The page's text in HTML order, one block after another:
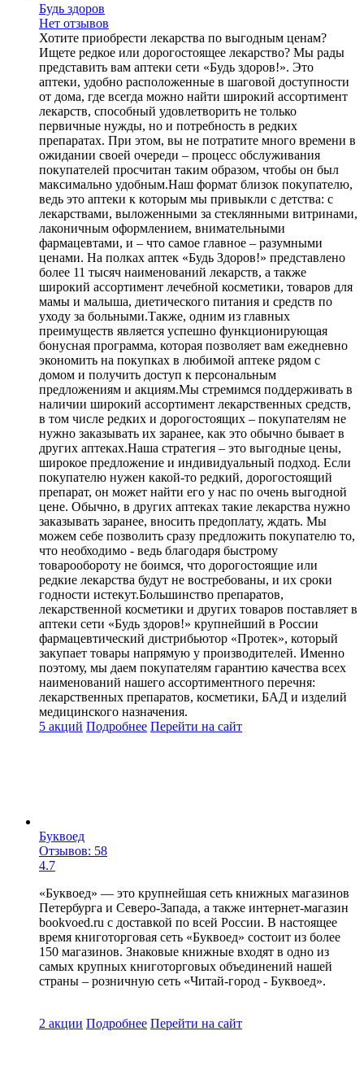
Будь здоров
Нет отзывов
Хотите приобрести лекарства по выгодным ценам?
Ищете редкое или дорогостоящее лекарство? Мы рады
представить вам аптеки сети «Будь здоров!». Это
аптеки, удобно расположенные в шаговой доступности
от дома, где всегда можно найти широкий ассортимент
лекарств, способный удовлетворить не только
первичные нужды, но и потребность в редких
препаратах. При этом, вы не потратите много времени в
ожидании своей очереди – процесс обслуживания
покупателей просчитан таким образом, чтобы он был
максимально удобным.Наш формат близок покупателю,
ведь это аптеки к которым мы привыкли с детства: с
лекарствами, выложенными за стеклянными витринами,
лаконичным оформлением, внимательными
фармацевтами, и – что самое главное – разумными
ценами. На полках аптек «Будь Здоров!» представлено
более 11 тысяч наименований лекарств, а также
широкий ассортимент лечебной косметики, товаров для
мамы и малыша, диетического питания и средств по
уходу за больными.Также, одним из главных
преимуществ является успешно функционирующая
бонусная программа, которая позволяет вам ежедневно
экономить на покупках в любимой аптеке рядом с
домом и получить доступ к персональным
предложениям и акциям.Мы стремимся поддерживать в
наличии широкий ассортимент лекарственных средств,
в том числе редких и дорогостоящих – покупателям не
нужно заказывать их заранее, как это обычно бывает в
других аптеках.Наша стратегия – это выгодные цены,
широкое предложение и индивидуальный подход. Если
покупателю нужен какой-то редкий, дорогостоящий
препарат, он может найти его у нас по очень выгодной
цене. Обычно, в других аптеках такие лекарства нужно
заказывать заранее, вносить предоплату, ждать. Мы
можем себе позволить сразу предложить покупателю то,
что необходимо - ведь благодаря быстрому
товарообороту не боимся, что дорогостоящие или
редкие лекарства будут не востребованы, и их сроки
годности истекут.Большинство препаратов,
лекарственной косметики и других товаров поставляет в
аптеки сети «Будь здоров!» крупнейший в России
фармацевтический дистрибьютор «Протек», который
закупает товары напрямую у производителей. Именно
поэтому, мы даем покупателям гарантию качества всех
наименований нашего ассортиментного перечня:
лекарственных препаратов, косметики, БАД и изделий
медицинского назначения.
5 акций Подробнее Перейти на сайт
Буквоед
Отзывов: 58
4.7
«Буквоед» — это крупнейшая сеть книжных магазинов
Петербурга и Северо-Запада, а также интернет-магазин
bookvoed.ru с доставкой по всей России. В настоящее
время книготорговая сеть «Буквоед» состоит из более
150 магазинов. Знаковые книжные входят в одно из
самых крупных книготорговых объединений нашей
страны – розничную сеть «Читай-город - Буквоед».
2 акции Подробнее Перейти на сайт